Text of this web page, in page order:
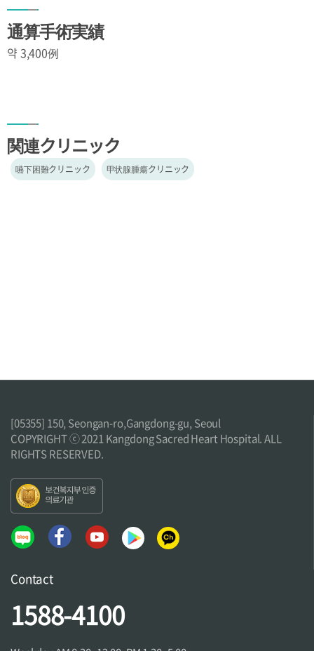
通算手術実績
약 3,400例
関連クリニック
嚥下困難クリニック 甲状腺腫瘍クリニック
内分泌内科
リハビリテーション医学科
外科
小児青少年科
形成外科
放射線腫瘍学科
映像医学科(放射線科)
[05355] 150, Seongan-ro,Gangdong-gu, Seoul
COPYRIGHT ⓒ 2021 Kangdong Sacred Heart Hospital. ALL
RIGHTS RESERVED.
Contact
1588-4100